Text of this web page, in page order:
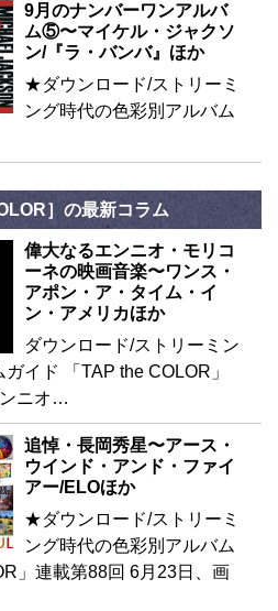
9月のナンバーワンアルバ
ム⑤〜マイケル・ジャクソ
ン/『ラ・バンバ』ほか
★ダウンロード/ストリーミ
ング時代の色彩別アルバム
］の最新コラム
偉大なるエンニオ・モリコ
ーネの映画音楽〜ワンス・
アポン・ア・タイム・イ
ン・アメリカほか
ダウンロード/ストリーミン
イド 「TAP the COLOR」
ニオ…
追悼・長岡秀星〜アース・
ウインド・アンド・ファイ
アー/ELOほか
★ダウンロード/ストリーミ
ング時代の色彩別アルバム
」連載第88回 6月23日、画